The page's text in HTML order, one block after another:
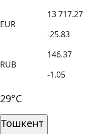
EUR
13 717.27
-25.83
RUB
146.37
-1.05
29°C
Тошкент